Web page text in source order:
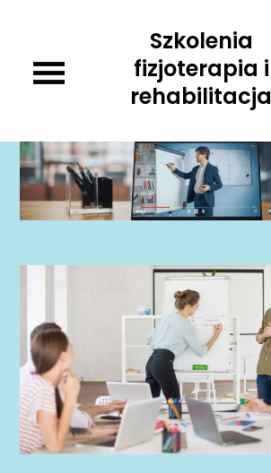
content
Szkolenia
fizjoterapia i
rehabilitacja